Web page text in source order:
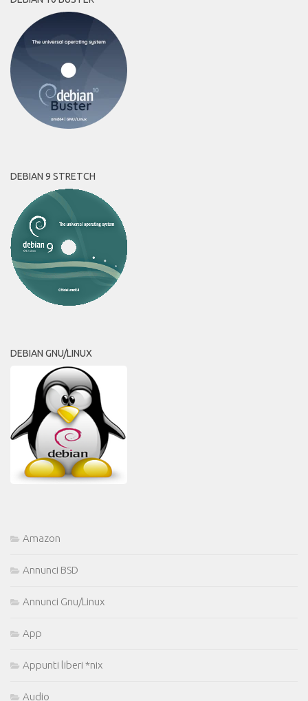
DEBIAN 9 STRETCH
DEBIAN GNU/LINUX
Amazon
Annunci BSD
Annunci Gnu/Linux
App
Appunti liberi *nix
Audio